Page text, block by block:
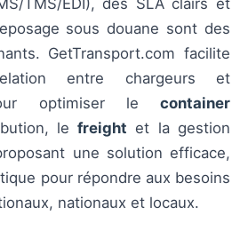
TMS/EDI), des SLA clairs et
sous douane sont des
GetTransport.com facilite
entre chargeurs et
optimiser le container
lefreight et la gestion
une solution efficace,
pour répondre aux besoins
nationaux et locaux.